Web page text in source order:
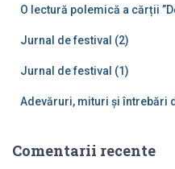
O lectură polemică a cărții
Jurnal de festival (2)
Jurnal de festival (1)
Adevăruri, mituri și întrebări
Comentarii recente